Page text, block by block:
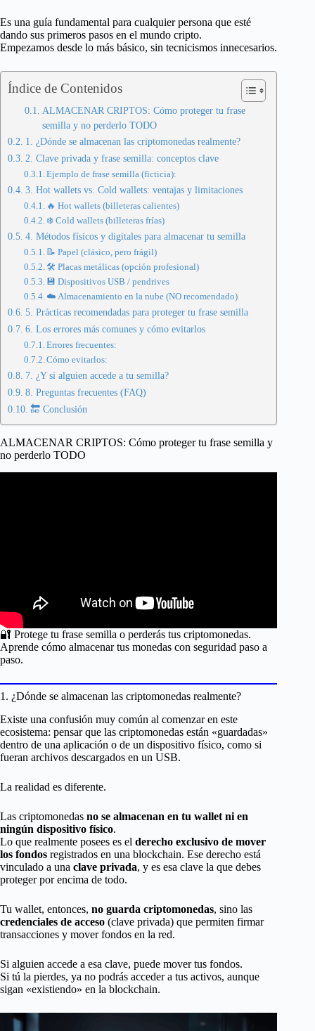
Es una guía fundamental para cualquier persona que esté
dando sus primeros pasos en el mundo cripto.
Empezamos desde lo más básico, sin tecnicismos innecesarios.
Índice de Contenidos
ALMACENAR CRIPTOS: Cómo proteger tu frase
semilla y no perderlo TODO
1. ¿Dónde se almacenan las criptomonedas realmente?
2. Clave privada y frase semilla: conceptos clave
Ejemplo de frase semilla (ficticia):
3. Hot wallets vs. Cold wallets: ventajas y limitaciones
🔥 Hot wallets (billeteras calientes)
❄️ Cold wallets (billeteras frías)
4. Métodos físicos y digitales para almacenar tu semilla
📝 Papel (clásico, pero frágil)
🛠 Placas metálicas (opción profesional)
💾 Dispositivos USB / pendrives
☁️ Almacenamiento en la nube (NO recomendado)
5. Prácticas recomendadas para proteger tu frase semilla
6. Los errores más comunes y cómo evitarlos
Errores frecuentes:
Cómo evitarlos:
7. ¿Y si alguien accede a tu semilla?
8. Preguntas frecuentes (FAQ)
🔚 Conclusión
ALMACENAR CRIPTOS: Cómo proteger tu frase semilla y
no perderlo TODO
🔐 Protege tu frase semilla o perderás tus criptomonedas.
Aprende cómo almacenar tus monedas con seguridad paso a
paso.
1. ¿Dónde se almacenan las criptomonedas realmente?
Existe una confusión muy común al comenzar en este
ecosistema: pensar que las criptomonedas están «guardadas»
dentro de una aplicación o de un dispositivo físico, como si
fueran archivos descargados en un USB.
La realidad es diferente.
Las criptomonedas no se almacenan en tu wallet ni en
ningún dispositivo físico.
Lo que realmente posees es el derecho exclusivo de mover
los fondos registrados en una blockchain. Ese derecho está
vinculado a una clave privada, y es esa clave la que debes
proteger por encima de todo.
Tu wallet, entonces, no guarda criptomonedas, sino las
credenciales de acceso (clave privada) que permiten firmar
transacciones y mover fondos en la red.
Si alguien accede a esa clave, puede mover tus fondos.
Si tú la pierdes, ya no podrás acceder a tus activos, aunque
sigan «existiendo» en la blockchain.